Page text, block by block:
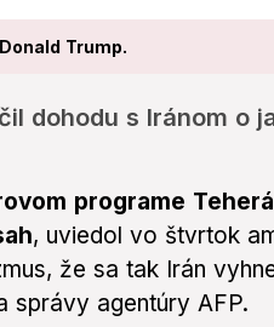
Trump.
dohodu s Iránom o
programe
, uviedol vo štvrtok
že sa tak Irán
správy agentúry AFP.